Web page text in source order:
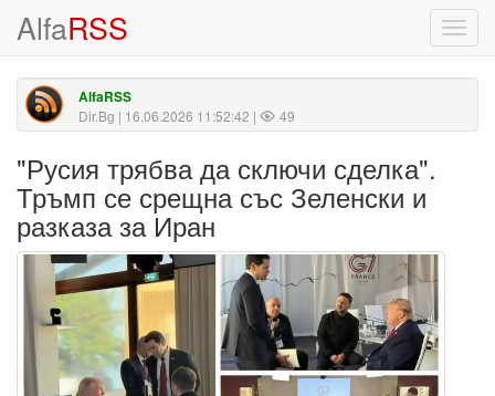
AlfaRSS
AlfaRSS
Dir.Bg | 16.06.2026 11:52:42 | 49
"Русия трябва да сключи сделка".
Тръмп се срещна със Зеленски и
разказа за Иран